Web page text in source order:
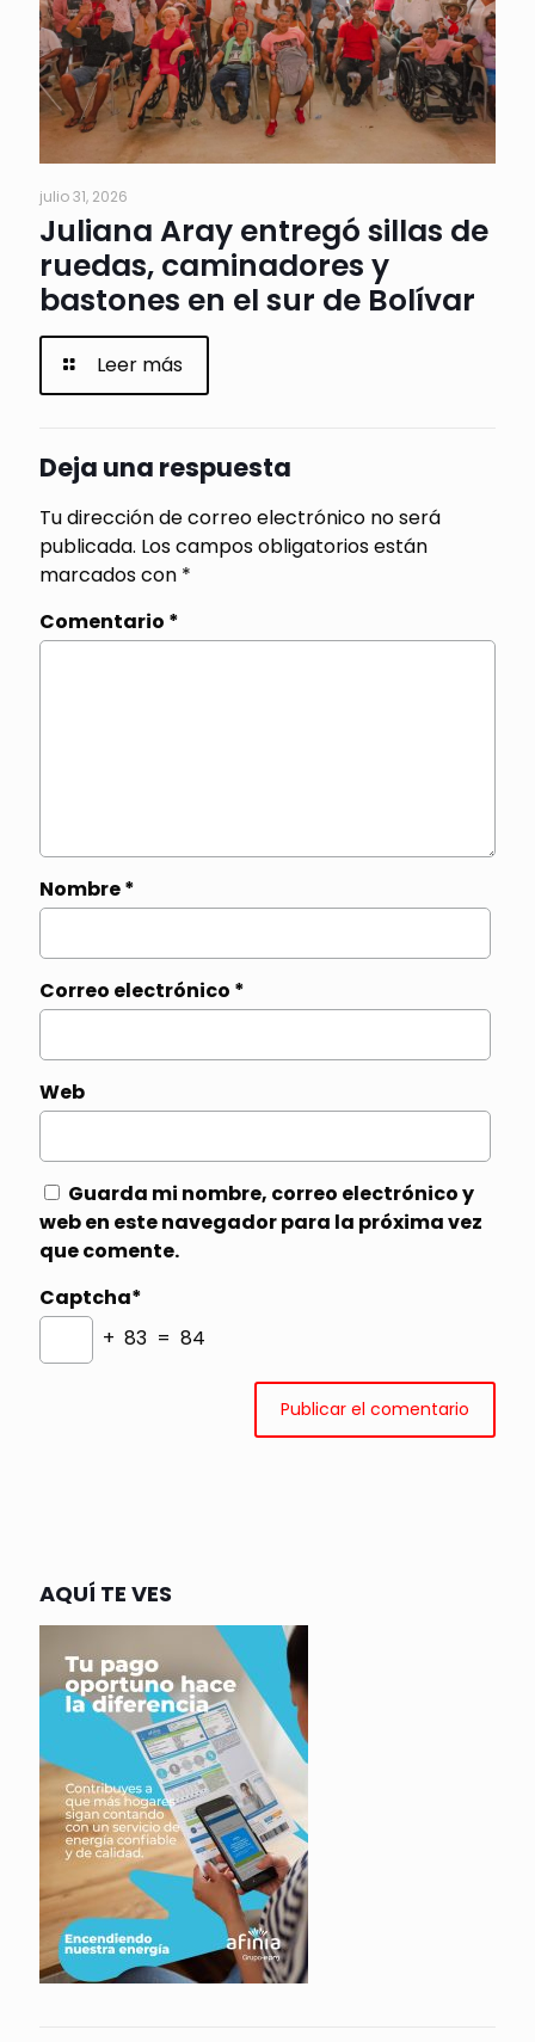
julio 31, 2026
Juliana Aray entregó sillas de
ruedas, caminadores y
bastones en el sur de Bolívar
Leer más
Deja una respuesta
Tu dirección de correo electrónico no será
publicada. Los campos obligatorios están
marcados con *
Comentario *
Nombre*
Correo electrónico *
Web
Guarda mi nombre, correo electrónico y
web en este navegador para la próxima vez
que comente.
Captcha*
+ 83 = 84
AQUÍ TE VES